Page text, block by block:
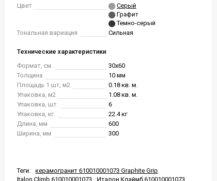
Цвет
Серый
Графит
Темно-серый
Тональная вариация
Сильная
Технические характеристики
Формат, см.
30x60
Толщина
10 мм
Площадь 1 шт, м2
0.18 кв. м.
Упаковка, м2
1.08 кв. м.
Упаковка, шт.
6
Упаковка, кг.
22.4 кг
Длина, мм
600
Ширина, мм
300
Теги:
керамогранит 610010001073 Graphite Grip
Italon Climb 610010001073
Италон Клаймб 610010001073